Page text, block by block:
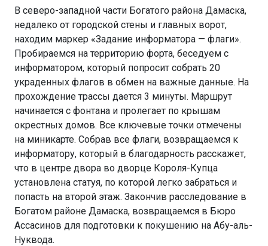
В северо-западной части Богатого района Дамаска,
недалеко от городской стены и главных ворот,
находим маркер «Задание информатора — флаги».
Пробираемся на территорию форта, беседуем с
информатором, который попросит собрать 20
украденных флагов в обмен на важные данные. На
прохождение трассы дается 3 минуты. Маршрут
начинается с фонтана и пролегает по крышам
окрестных домов. Все ключевые точки отмечены
на миникарте. Собрав все флаги, возвращаемся к
информатору, который в благодарность расскажет,
что в центре двора во дворце Короля-Купца
установлена статуя, по которой легко забраться и
попасть на второй этаж. Закончив расследование в
Богатом районе Дамаска, возвращаемся в Бюро
Ассасинов для подготовки к покушению на Абу-аль-
Нуквода.